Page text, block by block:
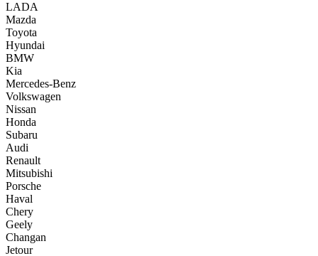
LADA
Mazda
Toyota
Hyundai
BMW
Kia
Mercedes-Benz
Volkswagen
Nissan
Honda
Subaru
Audi
Renault
Mitsubishi
Porsche
Haval
Chery
Geely
Changan
Jetour